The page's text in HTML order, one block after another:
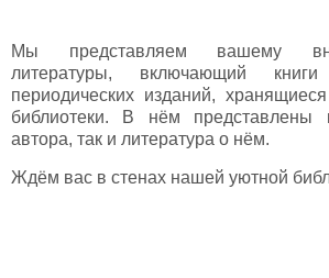
Мы представляем вашему
литературы, включающий
периодических изданий,
библиотеки. В нём представлены
автора, так и литература о нём.
Ждём вас в стенах нашей уютной